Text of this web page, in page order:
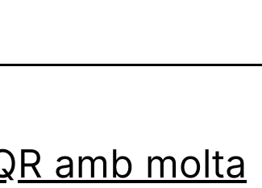
amb molta